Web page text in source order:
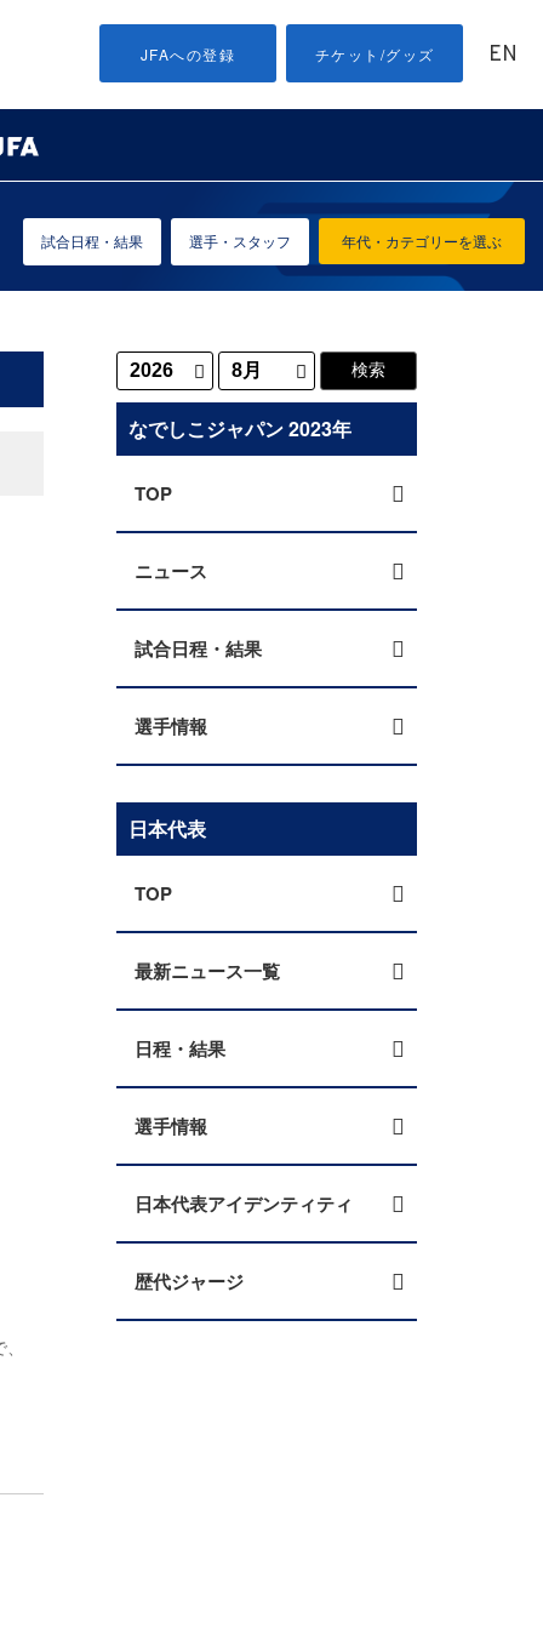
JFAへの登録 チケット/グッズ EN
年代・カテゴリーを選ぶ
試合日程・結果 選手・スタッフ
なでしこジャパン 2023年
TOP
ニュース
試合日程・結果
選手情報
日本代表
TOP
最新ニュース一覧
日程・結果
選手情報
日本代表アイデンティティ
歴代ジャージ